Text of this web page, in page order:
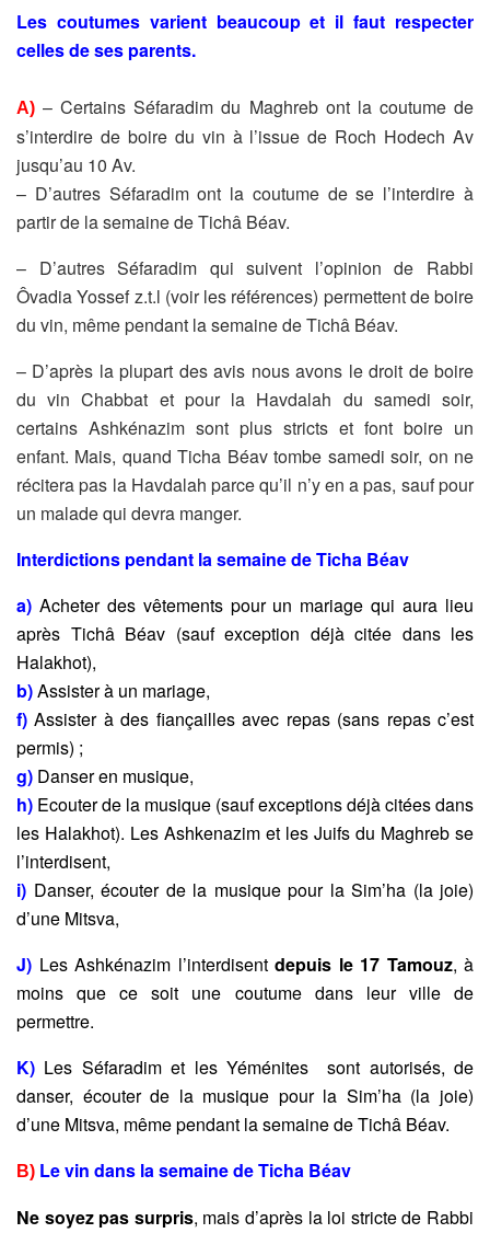
Les coutumes varient beaucoup et il faut respecter
celles de ses parents.
A) – Certains Séfaradim du Maghreb ont la coutume de
s’interdire de boire du vin à l’issue de Roch Hodech Av
jusqu’au 10 Av.
– D’autres Séfaradim ont la coutume de se l’interdire à
partir de la semaine de Tichâ Béav.
– D’autres Séfaradim qui suivent l’opinion de Rabbi
ÔvadiaYossef z.t.l (voir les références) permettent de boire
du vin, même pendant la semaine de Tichâ Béav.
– D’après la plupart des avis nous avons le droit de boire
du vinChabbat et pour la Havdalah du samedi soir,
certains Ashkénazim sont plus stricts et font boire un
enfant. Mais, quandTicha Béav tombe samedi soir, on ne
récitera pas la Havdalah parce qu’il n’y en a pas, sauf pour
un malade qui devra manger.
Interdictions pendant la semaine de Ticha Béav
a) Acheter des vêtements pour un mariage qui aura lieu
après Tichâ Béav (sauf exception déjà citée dans les
Halakhot),
b)Assister à un mariage,
f) Assister à des fiançailles avec repas (sans repas c’est
permis) ;
g) Danser en musique,
h) Ecouter de la musique (sauf exceptions déjà citées dans
les Halakhot). Les Ashkenazim et les Juifs du Maghreb se
l’interdisent,
i) Danser, écouter de la musique pour la Sim’ha (la joie)
d’une Mitsva,
J) Les Ashkénazim l’interdisent depuis le 17 Tamouz, à
moins que ce soit une coutume dans leur ville de
permettre.
K) Les Séfaradim et les Yéménites sont autorisés, de
danser, écouter de la musique pour la Sim’ha (la joie)
d’une Mitsva, même pendant lasemaine de Tichâ Béav.
B) Le vin dans la semaine de Ticha Béav
Ne soyez pas surpris, mais d’après la loi stricte de Rabbi